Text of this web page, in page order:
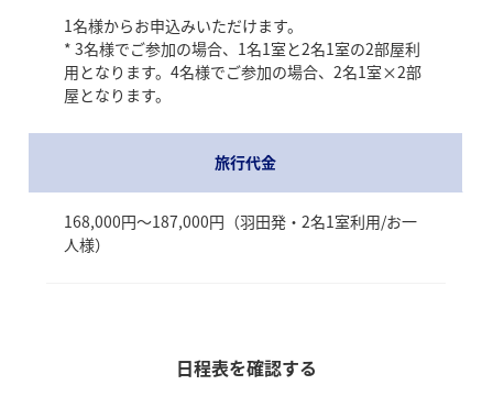
1名様からお申込みいただけます。
* 3名様でご参加の場合、1名1室と2名1室の2部屋利
用となります。4名様でご参加の場合、2名1室×2部
屋となります。
旅行代金
168,000円～187,000円（羽田発・2名1室利用/お一
人様）
日程表を確認する